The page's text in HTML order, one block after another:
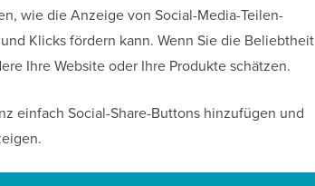
wie die Anzeige von Social-Media-Teilen-
Klicks fördern kann. Wenn Sie die Beliebtheit
Ihre Website oder Ihre Produkte schätzen.
einfach Social-Share-Buttons hinzufügen und